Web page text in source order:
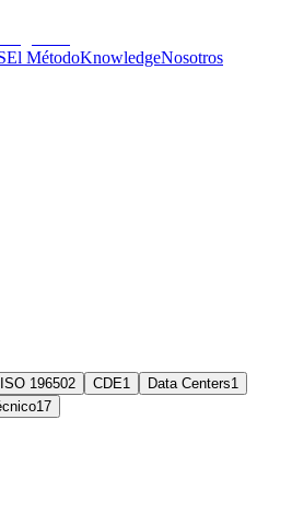
El MétodoKnowledgeNosotros
ISO 196502 CDE1 Data Centers1
17